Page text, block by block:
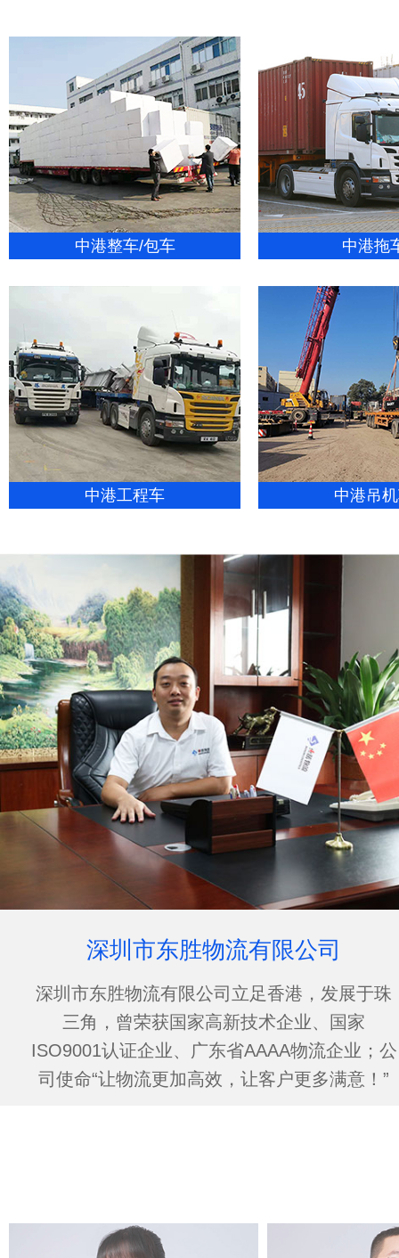
中港整车/包车 中港拖
中港工程车 中港吊
深圳市东胜物流有限公司
深圳市东胜物流有限公司立足香港，发展于珠
三角，曾荣获国家高新技术企业、国家
ISO9001认证企业、广东省AAAA物流企业；公
司使命“让物流更加高效，让客户更多满意！”